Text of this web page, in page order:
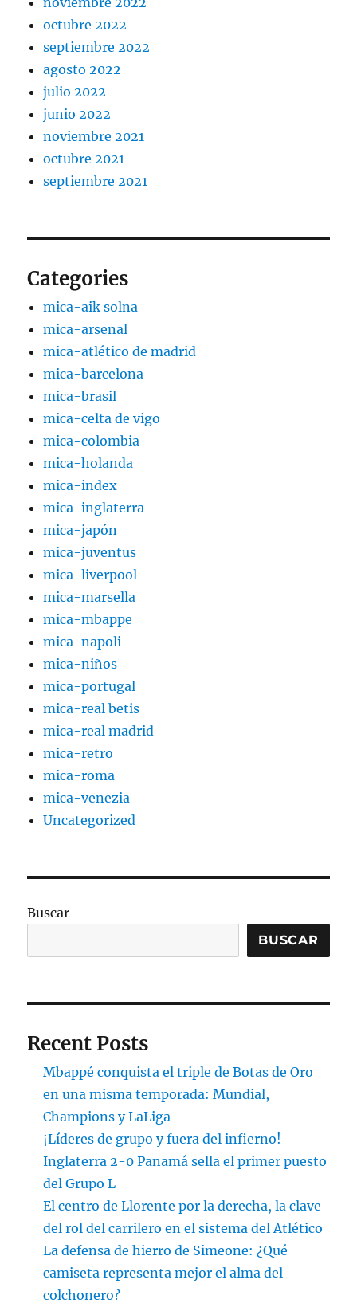
octubre 2022
septiembre 2022
agosto 2022
julio 2022
junio 2022
noviembre 2021
octubre 2021
septiembre 2021
Categories
mica-aik solna
mica-arsenal
mica-atlético de madrid
mica-barcelona
mica-brasil
mica-celta de vigo
mica-colombia
mica-holanda
mica-index
mica-inglaterra
mica-japón
mica-juventus
mica-liverpool
mica-marsella
mica-mbappe
mica-napoli
mica-niños
mica-portugal
mica-real betis
mica-real madrid
mica-retro
mica-roma
mica-venezia
Uncategorized
Buscar
BUSCAR
Recent Posts
Mbappé conquista el triple de Botas de Oro
en una misma temporada: Mundial,
Champions y LaLiga
¡Líderes de grupo y fuera del infierno!
Inglaterra 2-0 Panamá sella el primer puesto
del Grupo L
El centro de Llorente por la derecha, la clave
del rol del carrilero en el sistema del Atlético
La defensa de hierro de Simeone: ¿Qué
camiseta representa mejor el alma del
colchonero?